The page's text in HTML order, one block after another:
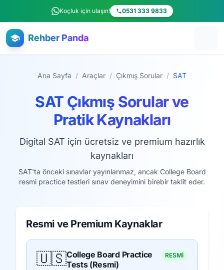
Ana içeriğe atlaKoçluk için ulaşın! 0531 333 9833
Rehber Panda
Ana Sayfa / Araçlar / Çıkmış Sorular / SAT
SAT Çıkmış Sorular ve
Pratik Kaynakları
Digital SAT için ücretsiz ve premium hazırlık
kaynakları
SAT'ta önceki sınavlar yayınlanmaz, ancak College Board
resmi practice testleri sınav deneyimini birebir taklit eder.
Resmi ve Premium Kaynaklar
🇺🇸College Board Practice
Tests (Resmi)
RESMİ